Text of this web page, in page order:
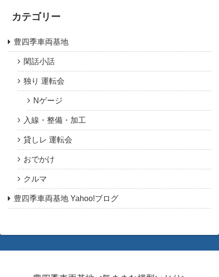
カテゴリー
豊四季車両基地
閑話小話
独り 運転会
Nゲージ
入線・整備・加工
貸しレ 運転会
おでかけ
クルマ
豊四季車両基地 Yahoo!ブログ